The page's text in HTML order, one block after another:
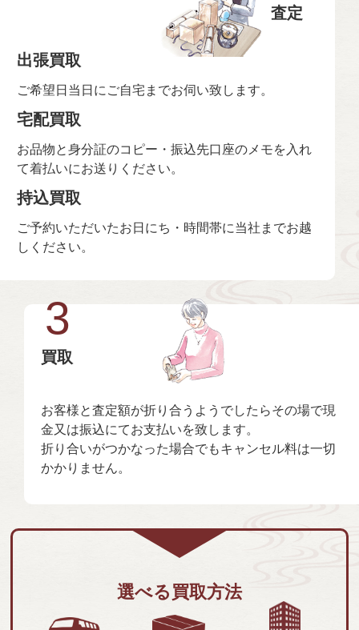
査定
出張買取
ご希望日当日にご自宅までお伺い致します。
宅配買取
お品物と身分証のコピー・振込先口座のメモを入れ
て着払いにお送りください。
持込買取
ご予約いただいたお日にち・時間帯に当社までお越
しください。
3
買取
お客様と査定額が折り合うようでしたらその場で現
金又は振込にてお支払いを致します。
折り合いがつかなった場合でもキャンセル料は一切
かかりません。
選べる買取方法